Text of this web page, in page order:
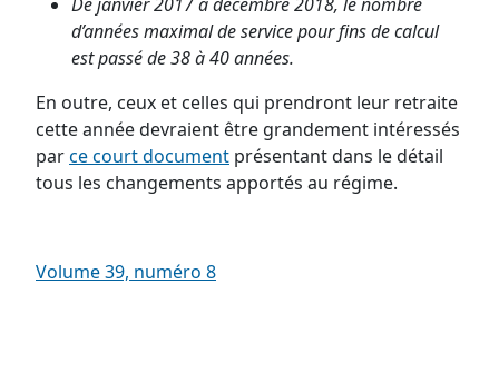
d’années maximal de service pour fins de calcul
est passé de 38 à 40 années.
En outre, ceux et celles qui prendront leur retraite
cette année devraient être grandement intéressés
parce court document présentant dans le détail
tous les changements apportés au régime.
Volume 39, numéro 8